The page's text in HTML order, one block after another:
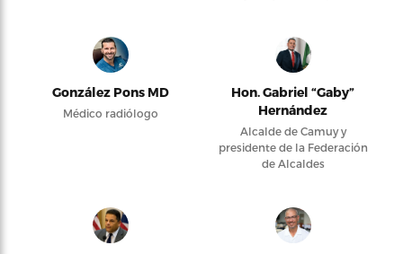
González Pons MD
Médico radiólogo
Hon. Gabriel “Gaby”
Hernández
Alcalde de Camuy y
presidente de la Federación
de Alcaldes